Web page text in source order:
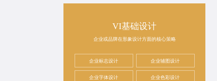
VI基础设计
企业或品牌在形象设计方面的核心策略
企业标志设计 企业辅图设计
企业字体设计 企业色彩设计